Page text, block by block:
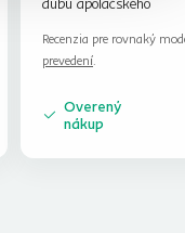
Recenzia pre rovnaký
prevedení.
Overený
nákup